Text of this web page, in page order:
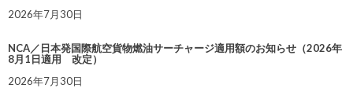
2026年7月30日
NCA／日本発国際航空貨物燃油サーチャージ適用額のお知らせ（2026年
8月1日適用 改定）
2026年7月30日